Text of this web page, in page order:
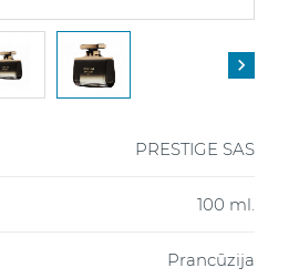

PRESTIGE SAS
100 ml.
Prancūzija